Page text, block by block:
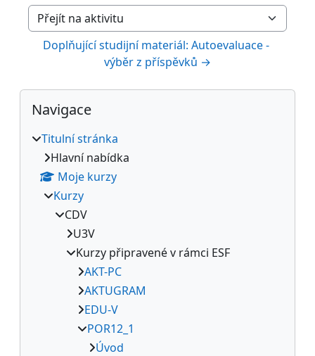
Přejít na aktivitu
Doplňující studijní materiál: Autoevaluace -
výběr z příspěvků →
Bloky
Přeskočit: Navigace
Navigace
Titulní stránka
Hlavní nabídka
Moje kurzy
Kurzy
CDV
U3V
Kurzy připravené v rámci ESF
AKT-PC
AKTUGRAM
EDU-V
POR12_1
Úvod